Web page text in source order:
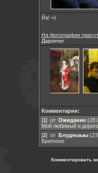
Йа! =)
На фотографии
Дарончег
Комментарии:
[1] от Ожидание(
Мой любимый и
[2] от Блудныыы(
Браткооо
Комментировать